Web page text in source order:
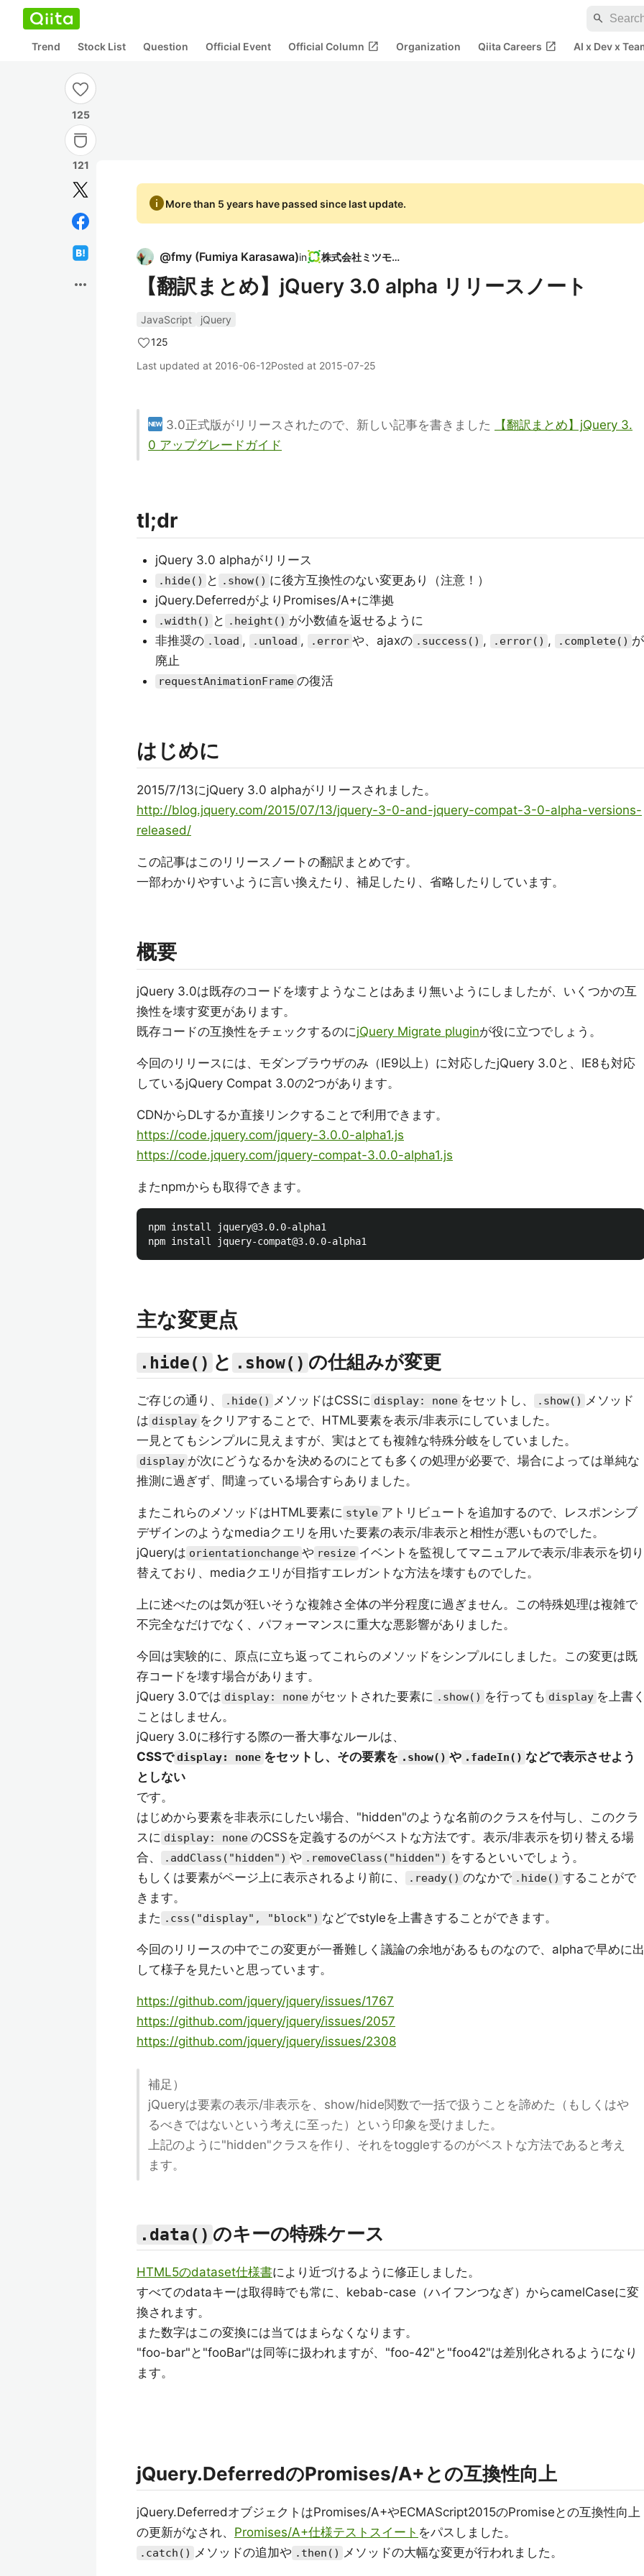
search
Trend Stock List Question Official Event Official Column open_in_new Organization Qiita Careers open_in_new AI x Dev x
125
121
more_horiz
infoMore than 5 years have passed since last update.
@fmy (Fumiya Karasawa)in 株式会社ミツモア
【翻訳まとめ】jQuery 3.0 alpha リリースノート
JavaScript
jQuery
125
Last updated at 2016-06-12Posted at 2015-07-25
3.0正式版がリリースされたので、新しい記事を書きました
【翻訳まとめ】jQuery 3.
0 アップグレードガイド
tl;dr
jQuery 3.0 alphaがリリース
.hide() と .show() に後方互換性のない変更あり（注意！）
jQuery.DeferredがよりPromises/A+に準拠
.width() と .height() が小数値を返せるように
非推奨の .load , .unload , .error や、ajaxの .success() , .error() , .complete() が
廃止
requestAnimationFrame の復活
はじめに
2015/7/13にjQuery 3.0 alphaがリリースされました。
http://blog.jquery.com/2015/07/13/jquery-3-0-and-jquery-compat-3-0-alpha-versions-
released/
この記事はこのリリースノートの翻訳まとめです。
一部わかりやすいように言い換えたり、補足したり、省略したりしています。
概要
jQuery 3.0は既存のコードを壊すようなことはあまり無いようにしましたが、いくつかの互
換性を壊す変更があります。
既存コードの互換性をチェックするのにjQuery Migrate pluginが役に立つでしょう。
今回のリリースには、モダンブラウザのみ（IE9以上）に対応したjQuery 3.0と、IE8も対応
しているjQuery Compat 3.0の2つがあります。
CDNからDLするか直接リンクすることで利用できます。
https://code.jquery.com/jquery-3.0.0-alpha1.js
https://code.jquery.com/jquery-compat-3.0.0-alpha1.js
またnpmからも取得できます。
npm install jquery@3.0.0-alpha1
主な変更点
.hide() と .show() の仕組みが変更
ご存じの通り、 .hide() メソッドはCSSに display: none をセットし、 .show() メソッド
は display をクリアすることで、HTML要素を表示/非表示にしていました。
一見とてもシンプルに見えますが、実はとても複雑な特殊分岐をしていました。
display が次にどうなるかを決めるのにとても多くの処理が必要で、場合によっては単純な
推測に過ぎず、間違っている場合すらありました。
またこれらのメソッドはHTML要素に style アトリビュートを追加するので、レスポンシブ
デザインのようなmediaクエリを用いた要素の表示/非表示と相性が悪いものでした。
jQueryは orientationchange や resize イベントを監視してマニュアルで表示/非表示を切り
替えており、mediaクエリが目指すエレガントな方法を壊すものでした。
上に述べたのは気が狂いそうな複雑さ全体の半分程度に過ぎません。この特殊処理は複雑で
不完全なだけでなく、パフォーマンスに重大な悪影響がありました。
今回は実験的に、原点に立ち返ってこれらのメソッドをシンプルにしました。この変更は既
存コードを壊す場合があります。
jQuery 3.0では display: none がセットされた要素に .show() を行っても display を上書
ことはしません。
jQuery 3.0に移行する際の一番大事なルールは、
CSSで display: none をセットし、その要素を .show() や .fadeIn() などで表示させよう
としない
です。
はじめから要素を非表示にしたい場合、"hidden"のような名前のクラスを付与し、このクラ
スに display: none のCSSを定義するのがベストな方法です。表示/非表示を切り替える場
合、
.addClass("hidden") や .removeClass("hidden") をするといいでしょう。
もしくは要素がページ上に表示されるより前に、
.ready() のなかで .hide() することがで
きます。
また .css("display", "block") などでstyleを上書きすることができます。
今回のリリースの中でこの変更が一番難しく議論の余地があるものなので、alphaで早めに出
して様子を見たいと思っています。
https://github.com/jquery/jquery/issues/1767
https://github.com/jquery/jquery/issues/2057
https://github.com/jquery/jquery/issues/2308
補足）
jQueryは要素の表示/非表示を、show/hide関数で一括で扱うことを諦めた（もしくはや
るべきではないという考えに至った）という印象を受けました。
上記のように"hidden"クラスを作り、それをtoggleするのがベストな方法であると考え
ます。
.data() のキーの特殊ケース
HTML5のdataset仕様書により近づけるように修正しました。
すべてのdataキーは取得時でも常に、kebab-case（ハイフンつなぎ）からcamelCaseに変
換されます。
また数字はこの変換には当てはまらなくなります。
"foo-bar"と"fooBar"は同等に扱われますが、"foo-42"と"foo42"は差別化されるようになり
ます。
jQuery.DeferredのPromises/A+との互換性向上
jQuery.DeferredオブジェクトはPromises/A+やECMAScript2015のPromiseとの互換性向上
の更新がなされ、 Promises/A+仕様テストスイート をパスしました。
.catch() メソッドの追加や .then() メソッドの大幅な変更が行われました。